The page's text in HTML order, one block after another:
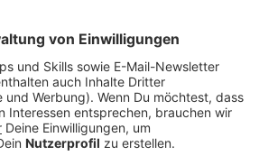
Zahl der Anrufe behauptet
es habe eine Einwilligung